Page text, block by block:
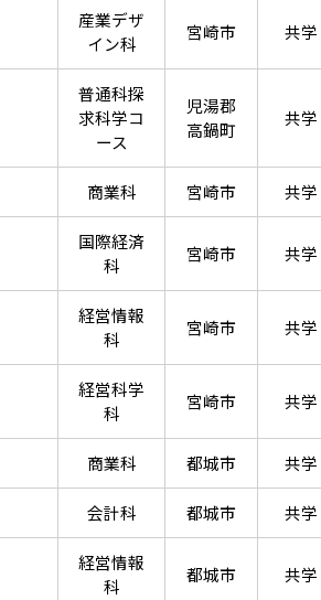
産業デザ
イン科
宮崎市 共学
普通科探
求科学コ
ース
児湯郡
高鍋町
共学
商業科 宮崎市 共学
国際経済
科
宮崎市 共学
経営情報
科
宮崎市 共学
経営科学
科
宮崎市 共学
商業科 都城市 共学
会計科 都城市 共学
経営情報
科
都城市 共学